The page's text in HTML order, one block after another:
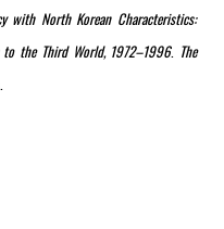
with North Korean Characteristics:
to the Third World, 1972–1996. The